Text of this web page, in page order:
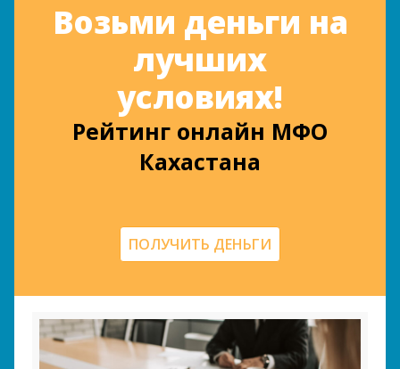
Возьми деньги на
лучших
условиях!
Рейтинг онлайн МФО
Кахастана
ПОЛУЧИТЬ ДЕНЬГИ